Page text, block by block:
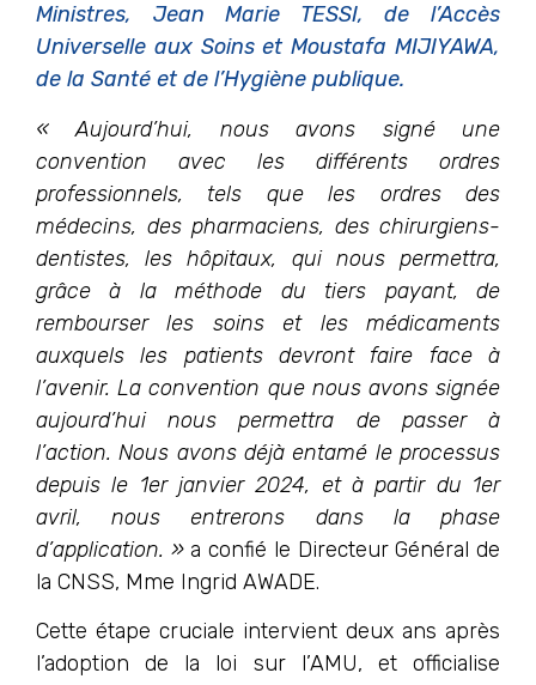
Ministres, Jean Marie TESSI, de l’Accès
Universelle aux Soins et Moustafa MIJIYAWA,
de la Santé et de l’Hygiène publique.
«Aujourd’hui, nous avons signé une
convention avec les différents ordres
professionnels, tels que les ordres des
médecins, des pharmaciens, des chirurgiens-
dentistes, les hôpitaux, qui nous permettra,
grâce à la méthode du tiers payant, de
rembourser les soins et les médicaments
auxquels les patients devront faire face à
l’avenir. La convention que nous avons signée
aujourd’hui nous permettra de passer à
l’action. Nous avons déjà entamé le processus
depuis le 1er janvier 2024, et à partir du 1er
avril, nous entrerons dans la phase
d’application. »a confié le Directeur Général de
la CNSS, Mme Ingrid AWADE.
Cette étape cruciale intervient deux ans après
l’adoption de la loi sur l’AMU, et officialise